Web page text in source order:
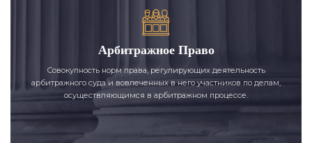
Арбитражное Право
Совокупность норм права, регулирующих деятельность
арбитражного суда и вовлеченных в него участников по делам,
осуществляющимся в арбитражном процессе.